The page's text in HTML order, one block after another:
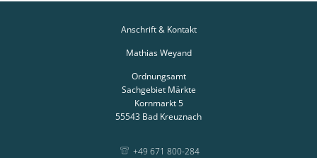
Anschrift & Kontakt
Mathias Weyand
Ordnungsamt
Sachgebiet Märkte
Kornmarkt 5
55543 Bad Kreuznach
+49 671 800-284